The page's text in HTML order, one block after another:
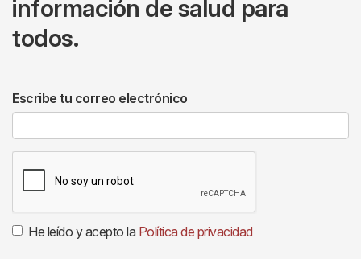
información de salud para
todos.
Escribe tu correo electrónico
He leído y acepto la Política de privacidad